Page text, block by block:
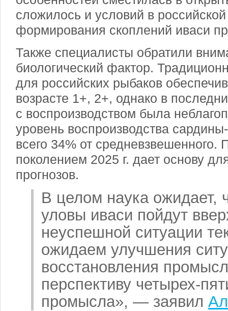
сложилось и условий в
формирования скоплений иваси
Также специалисты обратили
биологический фактор.
для российских рыбаков
возрасте 1+, 2+, однако в
с воспроизводством была
уровень воспроизводства
всего 34% от средневзвешенного.
поколением 2025 г. дает основу
прогнозов.
В целом наука ожидает,
уловы иваси пойдут
неуспешной ситуации
ожидаем улучшения
восстановления
перспективу четырех-
промысла», — заявил